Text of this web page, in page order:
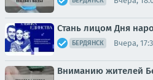
Стань лицом Дня
БЕРДЯНСК Вчера,
Вниманию жителей